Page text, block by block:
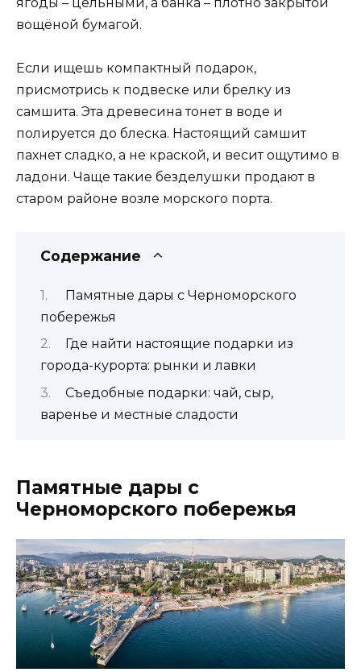
вощёной бумагой.
Если ищешь компактный подарок,
присмотрись к подвеске или брелку из
самшита. Эта древесина тонет в воде и
полируется до блеска. Настоящий самшит
пахнет сладко, а не краской, и весит ощутимо в
ладони. Чаще такие безделушки продают в
старом районе возле морского порта.
Содержание
Памятные дары с Черноморского
побережья
Где найти настоящие подарки из
города-курорта: рынки и лавки
Съедобные подарки: чай, сыр,
варенье и местные сладости
Памятные дары с
Черноморского побережья